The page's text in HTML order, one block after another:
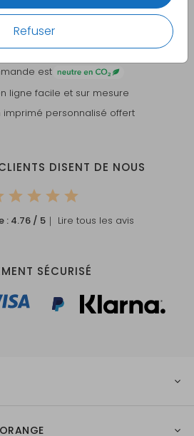
Refuser
POUR TOUTES VOS
est
ligne facile et sur mesure
imprimé personnalisé offert
DISENT DE NOUS
: 4.76 / 5 ｜ Lire tous les avis
SÉCURISÉ